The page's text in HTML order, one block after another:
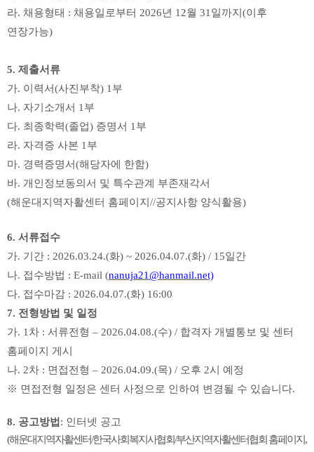
라. 채용형태 : 채용일로부터 2026년 12월 31 일까지 (이후
연장가능)
5. 제출서류
가. 이력서(사진부착) 1 부
나. 자기소개서 1 부
다. 최종학력(졸업) 증명서 1 부
라. 자격증 사본 1 부
마. 경력증명서(해당자에 한함)
바. 개인정보동의서 및 특수관계 부존재각서
(해운대지역자활센터 홈페이지 //공지사항 양식활용)
6. 서류접수
가. 기간 : 2026.03.24.(화) ~ 2026.04.07.(화) / 15일간
나. 접수방법 : E-mail (nanuja21@hanmail.net)
다. 접수마감 : 2026.04.07.(화) 16:00
7. 전형방법 및 일정
가. 1 차 : 서류전형 – 2026.04.08.(수) / 합격자 개별통보 및 센터
홈페이지 게시
나. 2차 : 면접전형 – 2026.04.09.(목) / 오후 2시 예정
※ 면접전형 일정은 센터 사정으로 인하여 변경될 수 있습니다.
8. 공고방법 : 인터넷 공고
(해운대지역자활센터/한국사회복지사협회/부산지역자활센터협회 홈페이지 ,